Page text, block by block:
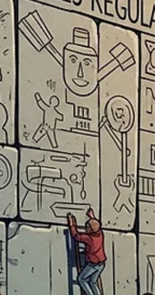
告とは、1年間（1月1日〜12月31日）の税金を自
で計算し、 国に報告する手続きのことです。 会
員の方は通常「年末調整」で税金の計算が完了し
ますが、 それだけでは対応できない収入がある場
合には、確定申告が必要にな